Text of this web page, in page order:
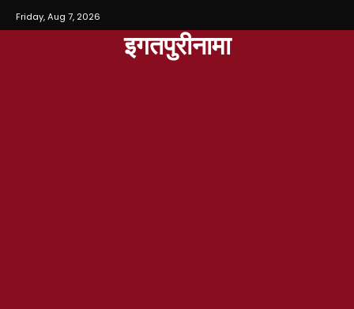
Friday, Aug 7, 2026
इगतपुरीनामा